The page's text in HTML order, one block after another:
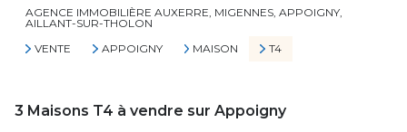
AGENCE IMMOBILIÈRE AUXERRE, MIGENNES, APPOIGNY,
AILLANT-SUR-THOLON
VENTE
APPOIGNY MAISON T4
3 Maisons T4 à vendre sur Appoigny